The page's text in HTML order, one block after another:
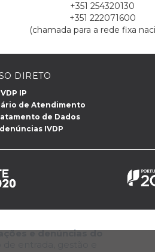
+351 254320130
+351 222071600
(chamada para a rede fixa
DIRETO
IP
de Atendimento
de Dados
IVDP
e denúncias do